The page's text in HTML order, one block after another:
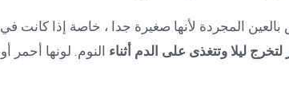
المجردة لأنها صغيرة جدا ، خاصة إذا كانت في
لتخرج ليلا وتتغذى على الدم أثناء النوم. لونها أحمر أو